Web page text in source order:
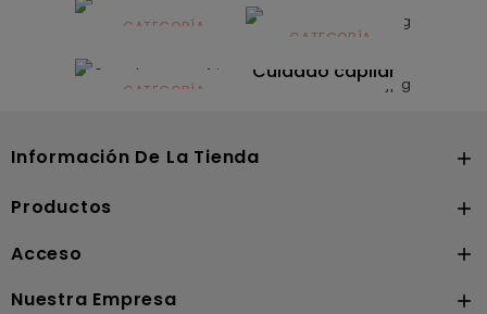
infantilCATEGORÍA
Dermocosmética
CATEGORÍA
Solares
CATEGORÍA
Cuidado capilar
Información De La Tienda 
Productos 
Acceso 
Nuestra Empresa 